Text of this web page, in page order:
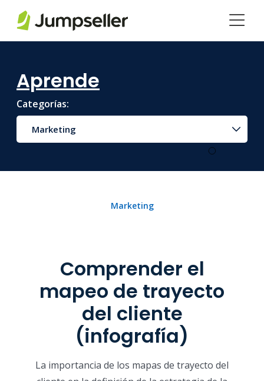
Aprende
Categorías:
Marketing
Marketing
Comprender el
mapeo de trayecto
del cliente
(infografía)
La importancia de los mapas de trayecto del